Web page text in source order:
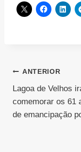
Navegação
de
Post
ANTERIOR
Lagoa de Velhos
comemorar os 61
de emancipação